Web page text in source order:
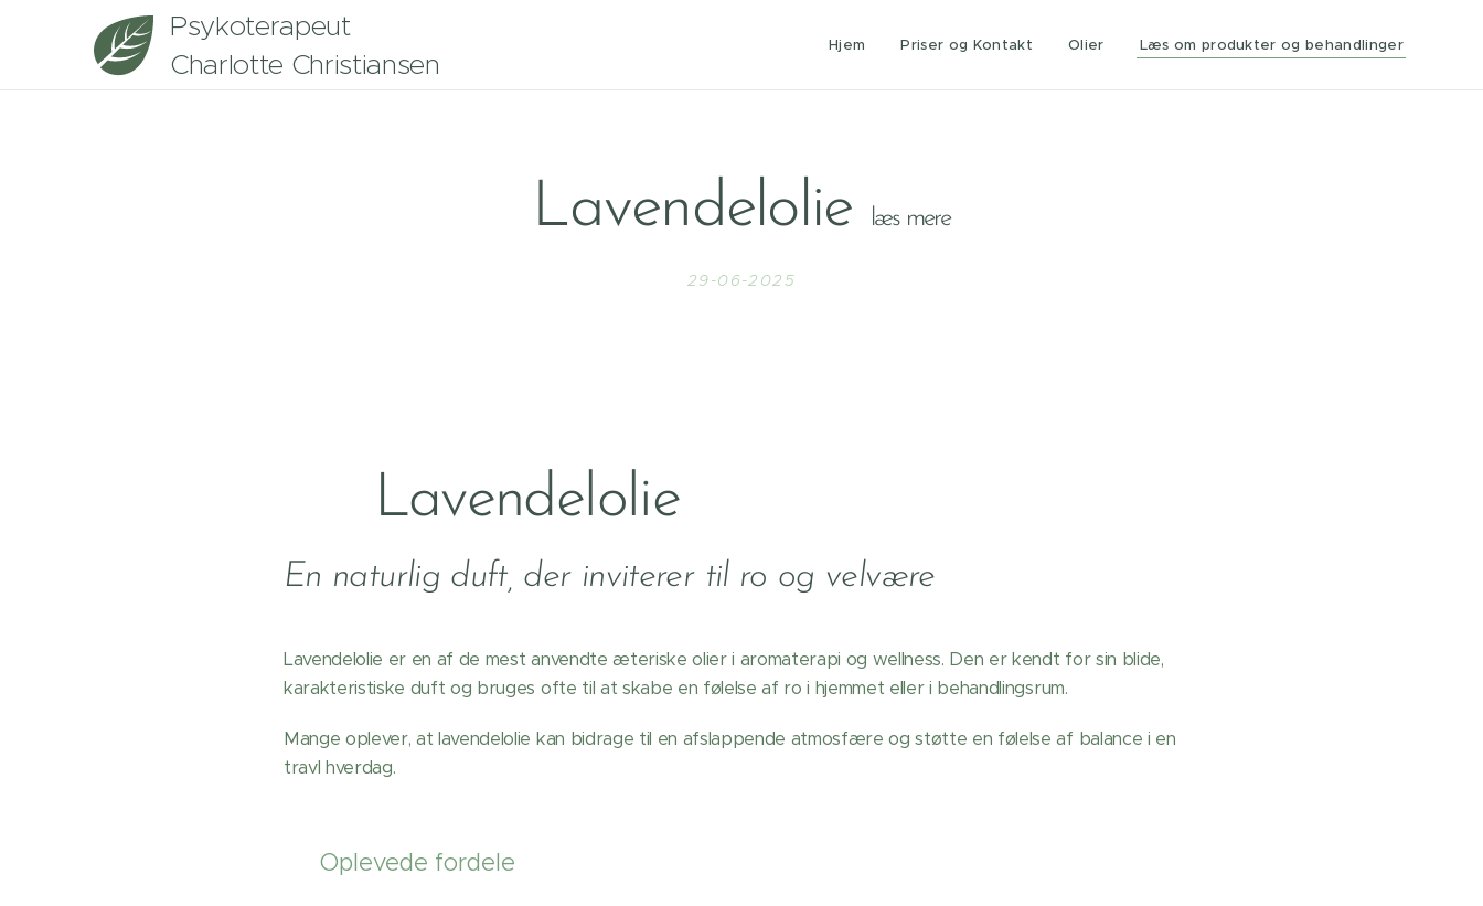
Psykoterapeut
Charlotte Christiansen
Hjem Priser og Kontakt Olier Læs om produkter og behandlinger
Lavendelolie læsmere
29-06-2025
🌿 Lavendelolie
En naturlig duft, der inviterer til ro og velvære
Lavendelolie er en af de mest anvendte æteriske olier i aromaterapi og wellness. Den er kendt for sin blide,
karakteristiske duft og bruges ofte til at skabe en følelse af ro i hjemmet eller i behandlingsrum.
Mange oplever, at lavendelolie kan bidrage til en afslappende atmosfære og støtte en følelse af balance i en
travl hverdag.
🌸 Oplevede fordele